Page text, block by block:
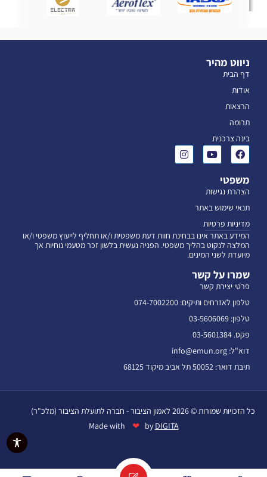
ניווט מהיר
דף הבית
אודות
הרצאות
תרומה
בינה צרכנית
משפטי
הצהרת נגישות
תנאי שימוש באתר
מדיניות פרטיות
המידע באתר אינו בבחינת חוות דעת משפטית ו/או תחליף לייעוץ משפטי ו/או
המלצה לנקוט בהליך משפטי. הפניה נעשית בלשון זכר מטעמי נוחיות אך
מיועדת לשני המינים.
שמרו על קשר
פרטי יצירת קשר
טלפון לאזרחים ותיקים: 074-7002200
טלפון: 03-5606069
פקס. 03-5601384
דוא"ל: info@emun.org
תיבת דואר: 50052 תל אביב מיקוד 68125
כל הזכויות שמורות © 2026 לאמון הציבור - חברה לתועלת הציבור (מלכ"ר)
Made with
❤ by DIGITA